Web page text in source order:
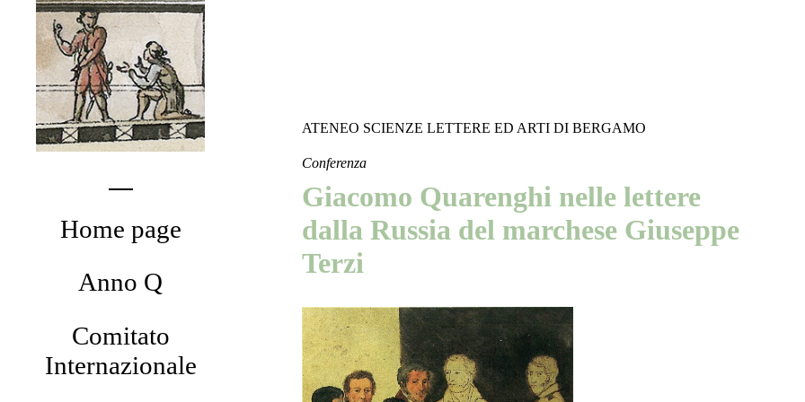
Home page
Anno Q
Comitato
Internazionale
ATENEO SCIENZE LETTERE ED ARTI DI BERGAMO
Conferenza
Giacomo Quarenghi nelle lettere
dalla Russia del marchese Giuseppe
Terzi